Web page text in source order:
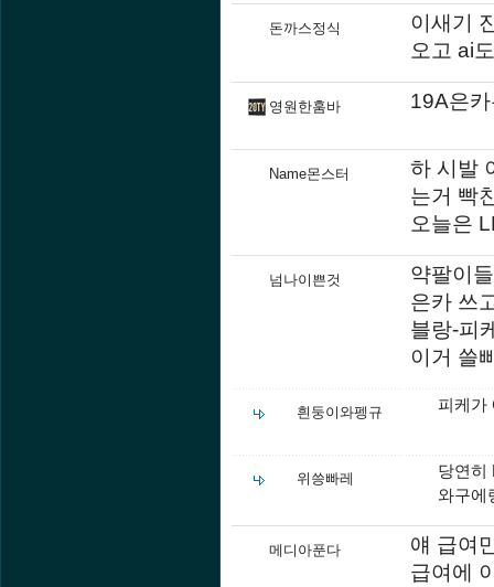
돈까스정식
이새기
오고 ai
영원한훔바 19A은
Name몬스터
하 시발
는거 빡
오늘은
넘나이쁜것
약팔이
은카 쓰
블랑-피
이거 쓸
흰둥이와펭규 피케가
위씅빠레
당연히
와구에
메디아푼다
얘 급여
급여에